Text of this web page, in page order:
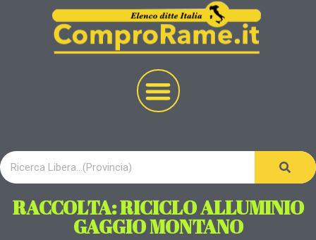
RACCOLTA: RICICLO ALLUMINIO
GAGGIO MONTANO